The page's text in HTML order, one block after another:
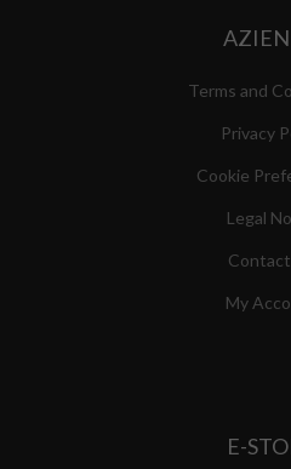
Terms and
Privacy
Cookie
Legal
My
E-